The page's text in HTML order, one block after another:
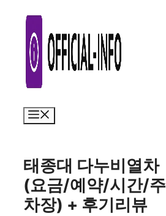
태종대 다누비열차
(요금/예약/시간/주
차장) + 후기리뷰